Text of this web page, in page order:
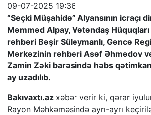
09-07-2025 19:36
“Seçki Müşahidə” Alyansının icraçı
Məmməd Alpay, Vətəndaş
rəhbəri Bəşir Süleymanlı, Gəncə
Mərkəzinin rəhbəri Asəf Əhmədov
Zamin Zəki barəsində həbs
ay uzadılıb.
Bakıvaxtı.az xəbər verir ki, qərar
Rayon Məhkəməsində ayrı-ayrı